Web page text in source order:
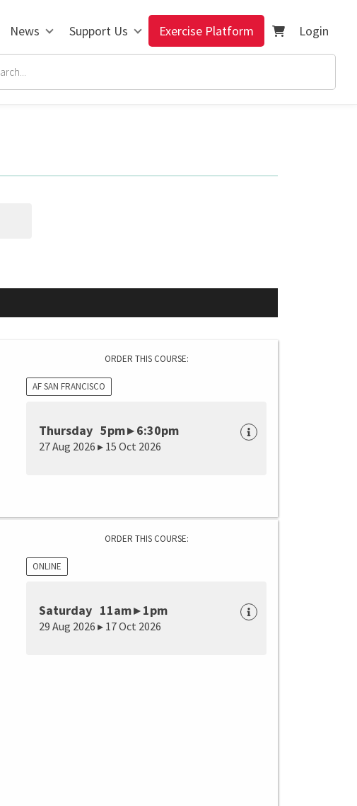
News Support Us Exercise Platform Login
ORDER THIS COURSE:
AF SAN FRANCISCO
Thursday 5pm ▸ 6:30pm
27 Aug 2026 ▸ 15 Oct 2026
ORDER THIS COURSE:
ONLINE
Saturday 11am ▸ 1pm
29 Aug 2026 ▸ 17 Oct 2026